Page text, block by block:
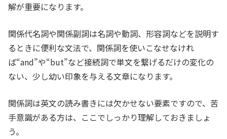
解が重要になります。
関係代名詞や関係副詞は名詞や動詞、形容詞などを説明す
るときに便利な文法で、関係詞を使いこなせなけれ
ば“and”や“but”など接続詞で単文を繋げるだけの変化の
ない、少し幼い印象を与える文章になります。
関係詞は英文の読み書きには欠かせない要素ですので、苦
手意識がある方は、ここでしっかり理解しておきましょ
う。